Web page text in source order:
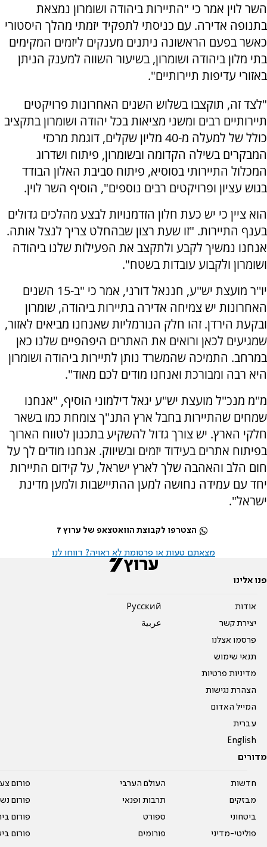
השר לוין אמר כי "התיירות ביהודה ושומרון נמצאת
בתנופה אדירה. עם כניסתי לתפקיד יזמתי מהלך היסטורי
כאשר בפעם הראשונה ניתנים מענקים ליזמים המקימים
בתי מלון ביהודה ושומרון, בשיעור השווה למענק הניתן
באזורי עדיפות תיירותיים".
"לצד זה, תוקצבו בשלוש השנים האחרונות פרויקטים
תיירותיים רבים ומשני מציאות בכל יהודה ושומרון בתקציב
כולל של למעלה מ-40 מליון שקלים, דוגמת מרכזי
המבקרים בשילה הקדומה ובשומרון, פיתוח ושדרוג
המכלול התיירותי בסוסיא, פיתוח סביבת האלון הבודד
בגוש עציון ופרויקטים רבים נוספים", הוסיף השר לוין.
הוא ציין כי יש כעת חלון הזדמנויות לבצע מהלכים גדולים
בענף התיירות. "זו שעת רצון שבהחלט צריך לנצל אותה.
אנחנו נמשיך לקבע ולתקצב את הפעילות שלנו ביהודה
ושומרון ולקבוע עובדות בשטח".
יו''ר מועצת יש''ע, חננאל דורני, אמר כי "ב-15 השנים
האחרונות יש צמיחה אדירה בתיירות ביהודה, שומרון
ובקעת הירדן. זהו חלק הנורמליות שאנחנו מביאים לאזור,
שמגיעים לכאן ורואים את האתרים היפהפיים שלנו כאן
במרחב. התמיכה שהמשרד נותן לתיירות ביהודה ושומרון
היא רבה ומבורכת ואנחנו מודים לכם מאוד".
מ''מ מנכ''ל מועצת יש''ע יגאל דילמוני הוסיף, "אנחנו
שמחים שהתיירות בחבל ארץ התנ"ך צומחת כמו בשאר
חלקי הארץ. יש צורך גדול להשקיע בתכנון לטווח הארוך
בפיתוח אתרים בעידוד יזמים ובשיווק. אנחנו מודים לך על
חום הלב והאהבה שלך לארץ ישראל, על קידום התיירות
יחד עם עמידה נחושה למען ההתיישבות ולמען מדינת
ישראל".
הצטרפו לקבוצת הוואטצאפ של ערוץ 7
מצאתם טעות או פרסומת לא ראויה? דווחו לנו
פנו אלינו
אודות
יצירת קשר
פרסמו אצלנו
תנאי שימוש
מדיניות פרטיות
הצהרת נגישות
המייל האדום
עברית
English
Pусский
عربية
מדורים
חדשות
מבזקים
ביטחוני
פוליטי-מדיני
העולם הערבי
תרבות ופנאי
ספורט
פורומים
פורום
פורום
פורום
פורום